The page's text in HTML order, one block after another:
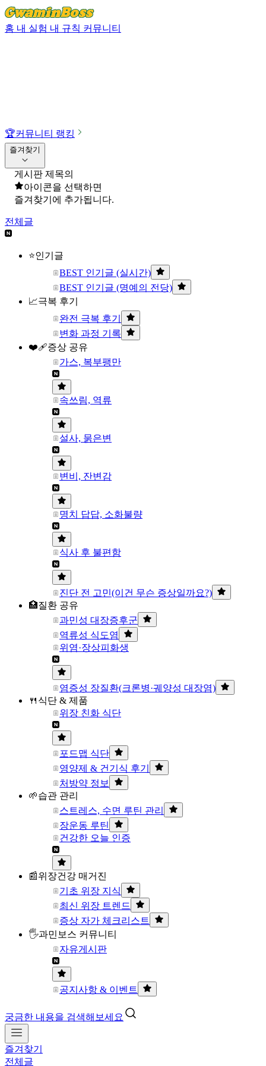
홈 내 실험 내 규칙 커뮤니티
🏆커뮤니티 랭킹
즐겨찾기
게시판 제목의
아이콘을 선택하면
즐겨찾기에 추가됩니다.
전체글
⭐인기글
BEST 인기글 (실시간)
BEST 인기글 (명예의 전당)
📈극복 후기
완전 극복 후기
변화 과정 기록
❤️‍🩹증상 공유
가스, 복부팽만
속쓰림, 역류
설사, 묽은변
변비, 잔변감
명치 답답, 소화불량
식사 후 불편함
진단 전 고민(이건 무슨 증상일까요?)
🏥질환 공유
과민성 대장증후군
역류성 식도염
위염·장상피화생
염증성 장질환(크론병·궤양성 대장염)
🍴식단 & 제품
위장 친화 식단
포드맵 식단
영양제 & 건기식 후기
처방약 정보
🌱습관 관리
스트레스, 수면 루틴 관리
장운동 루틴
건강한 오늘 인증
📰위장건강 매거진
기초 위장 지식
최신 위장 트렌드
증상 자가 체크리스트
🖐과민보스 커뮤니티
자유게시판
공지사항 & 이벤트
궁금한 내용을 검색해보세요
즐겨찾기
전체글